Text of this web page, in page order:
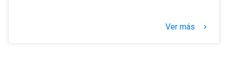
Ver más keyboard_arrow_right